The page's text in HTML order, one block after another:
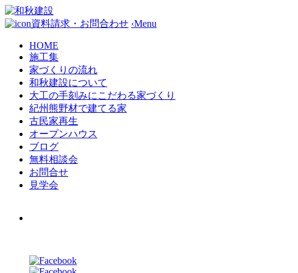
資料請求・お問合わせ ‹Menu
HOME
施工集
家づくりの流れ
和秋建設について
大工の手刻みにこだわる家づくり
紀州熊野材で建てる家
古民家再生
オープンハウス
ブログ
無料相談会
お問合せ
見学会